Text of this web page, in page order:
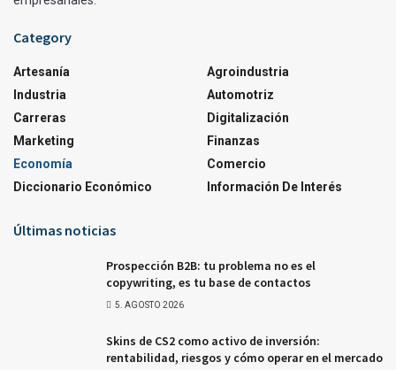
Category
Artesanía
Industria
Carreras
Marketing
Economía
Diccionario Económico
Agroindustria
Automotriz
Digitalización
Finanzas
Comercio
Información De Interés
Últimas noticias
Prospección B2B: tu problema no es el
copywriting, es tu base de contactos
5. AGOSTO 2026
Skins de CS2 como activo de inversión:
rentabilidad, riesgos y cómo operar en el mercado